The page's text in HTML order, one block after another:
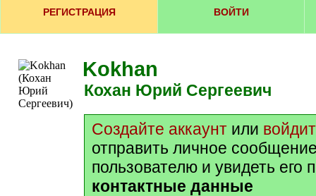
РЕГИСТРАЦИЯ ВОЙТИ
Kokhan
Кохан Юрий Сергеевич
Создайте аккаунт или
отправить личное
пользователю и увидеть его
контактные данные